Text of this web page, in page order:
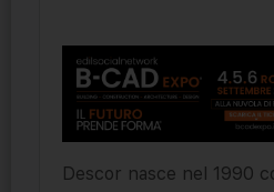
Descor nasce nel 1990